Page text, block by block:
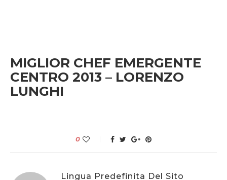
MIGLIOR CHEF EMERGENTE
CENTRO 2013 – LORENZO
LUNGHI
0
Lingua Predefinita Del Sito